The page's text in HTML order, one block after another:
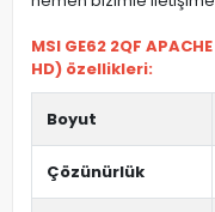
MSI GE62 2QF
HD) özellikleri:
Boyut
Çözünürlük